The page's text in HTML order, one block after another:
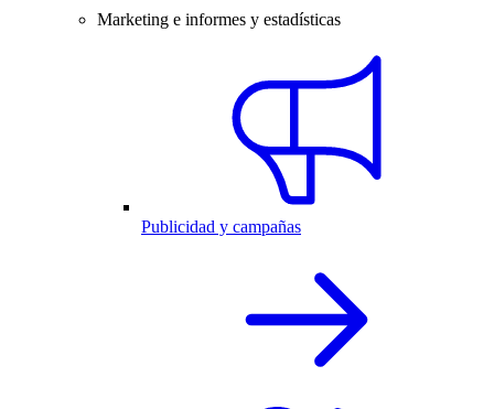
Marketing e informes y estadísticas
Publicidad y campañas